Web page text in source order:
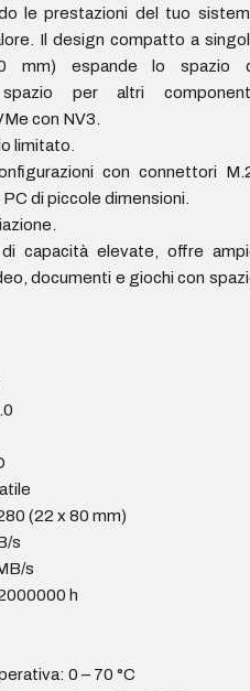
le prestazioni del tuo
Il design compatto a
mm) espande lo spazio
spazio per altri
con NV3.
limitato.
con connettori
di piccole dimensioni.
capacità elevate, offre
documenti e giochi con
(22 x 80 mm)
s
s
h
0 – 70 °C